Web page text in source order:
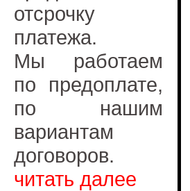
отсрочку
платежа.
Мы работаем
по предоплате,
по нашим
вариантам
договоров.
читать далее